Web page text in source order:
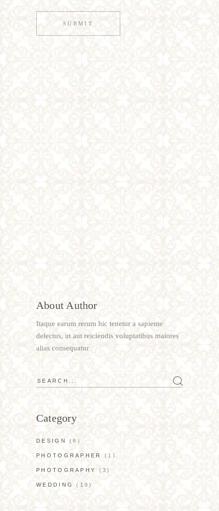
SUBMIT
About Author
Itaque earum rerum hic tenetur a sapiente
delectus, ut aut reiciendis voluptatibus maiores
alias consequatur
Category
DESIGN (6)
PHOTOGRAPHER (1)
PHOTOGRAPHY (3)
WEDDING (18)